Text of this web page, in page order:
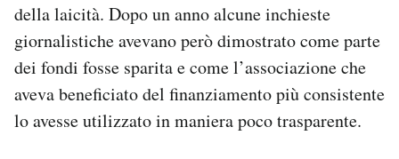
della laicità. Dopo un anno alcune inchieste
giornalistiche avevano però dimostrato come parte
dei fondi fosse sparita e come l’associazione che
aveva beneficiato del finanziamento più consistente
lo avesse utilizzato in maniera poco trasparente.